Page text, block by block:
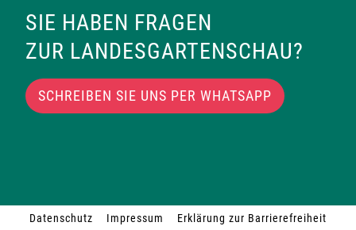
SIE HABEN FRAGEN
ZUR LANDESGARTENSCHAU?
SCHREIBEN SIE UNS PER WHATSAPP
Datenschutz Impressum Erklärung zur Barrierefreiheit